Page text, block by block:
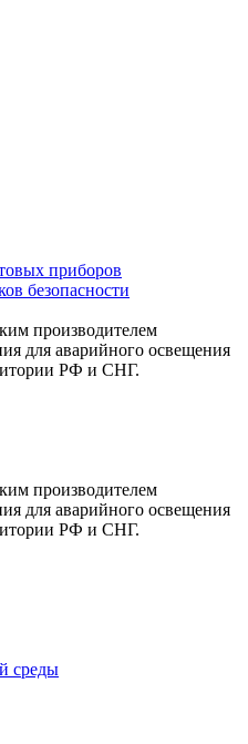
приборов
безопасности
производителем
для аварийного освещения
РФ и СНГ.
производителем
для аварийного освещения
РФ и СНГ.
среды